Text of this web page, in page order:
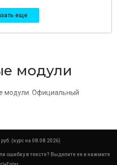
еще
модули
модули. Официальный
руб. (курс на 08.08.2026)
ошибку в тексте? Выделите ее и нажмите